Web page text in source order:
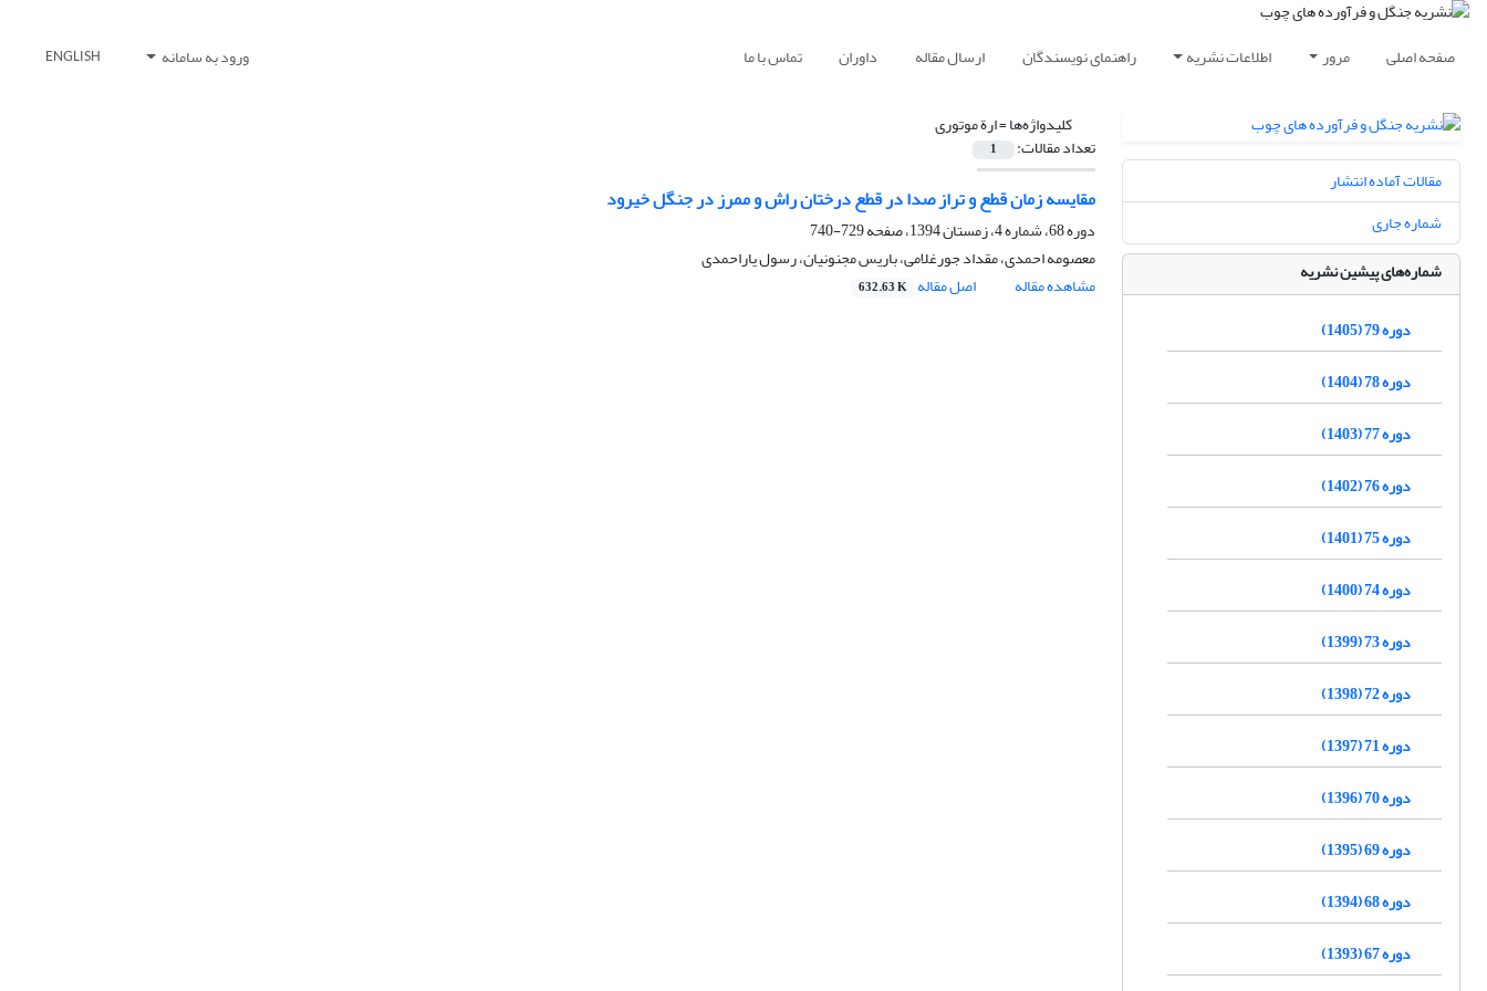
صفحه اصلی مرور اطلاعات نشریه راهنمای نویسندگان ارسال مقاله داوران تماس با ما ورود به سامانه ENGLISH
کلیدواژه‌ها =ارة‏ موتوری
تعداد مقالات: 1
مقایسه زمان قطع و تراز صدا در قطع درختان راش و ممرز در جنگل خیرود
دوره 68، شماره 4، زمستان 1394، صفحه
729-740
معصومه احمدی، مقداد جورغلامی، باریس مجنونیان، رسول یاراحمدی
مشاهده مقاله
اصل مقاله 632.63 K
مقالات آماده انتشار
شماره جاری
شماره‌های پیشین نشریه
دوره 79 (1405)
دوره 78 (1404)
دوره 77 (1403)
دوره 76 (1402)
دوره 75 (1401)
دوره 74 (1400)
دوره 73 (1399)
دوره 72 (1398)
دوره 71 (1397)
دوره 70 (1396)
دوره 69 (1395)
دوره 68 (1394)
دوره 67 (1393)